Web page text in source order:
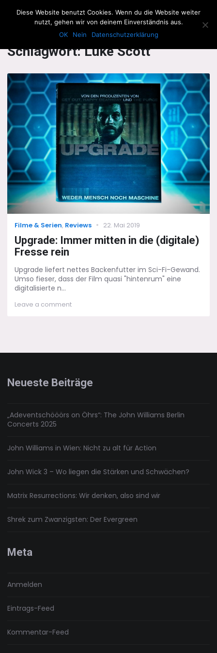
The Howling Men
Schlagwort:Luke Scott
Categories
Filme & Serien, Reviews
Posted
on
22. Mai 2019
Upgrade: Immer mitten in die (digitale)
Fresse rein
Upgrade liefert nettes Backenfutter im Sci-Fi-Gewand.
Umso fieser, dass der Film quasi "hintenrum" eine
digitalisierte n...
Leave a commenton
Neueste Beiträge
„Adeventschööörs on Öhrs“: The John Williams Berlin
Concerts 2025
John Williams in Wien: Nicht zu alt für Action
John Wick 3 – Wo liegen die Stärken und Schwächen?
Matrix Resurrections: Wir denken, also sind wir
Shrek zum Zwanzigsten: Der Evergreen
Meta
Anmelden
Eintrags-Feed
Kommentar-Feed
Diese Website benutzt Cookies. Wenn du die Website weiter
nutzt, gehen wir von deinem Einverständnis aus.
OK
Nein Datenschutzerklärung